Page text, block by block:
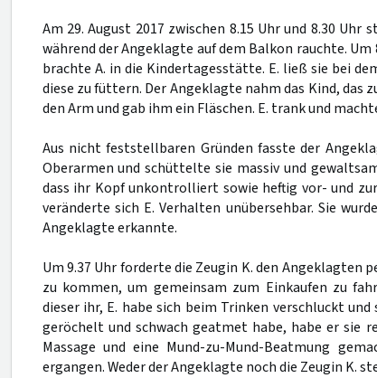
Am 29. August 2017 zwischen 8.15 Uhr und 8.30 Uhr
während der Angeklagte auf dem Balkon rauchte. Um
brachte A. in die Kindertagesstätte. E. ließ sie bei
diese zu füttern. Der Angeklagte nahm das Kind, das
den Arm und gab ihm ein Fläschen. E. trank und
Aus nicht feststellbaren Gründen fasste der
Oberarmen und schüttelte sie massiv und
dass ihr Kopf unkontrolliert sowie heftig vor- und
veränderte sich E. Verhalten unübersehbar. Sie
Angeklagte erkannte.
Um 9.37 Uhr forderte die Zeugin K. den Angeklagten
zu kommen, um gemeinsam zum Einkaufen zu
dieser ihr, E. habe sich beim Trinken verschluckt
geröchelt und schwach geatmet habe, habe er sie
Massage und eine Mund-zu-Mund-Beatmung
ergangen. Weder der Angeklagte noch die Zeugin K.